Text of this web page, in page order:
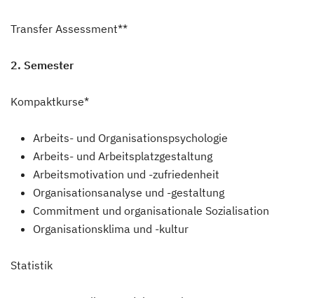
Transfer Assessment**
2. Semester
Kompaktkurse*
Arbeits- und Organisationspsychologie
Arbeits- und Arbeitsplatzgestaltung
Arbeitsmotivation und -zufriedenheit
Organisationsanalyse und -gestaltung
Commitment und organisationale Sozialisation
Organisationsklima und -kultur
Statistik